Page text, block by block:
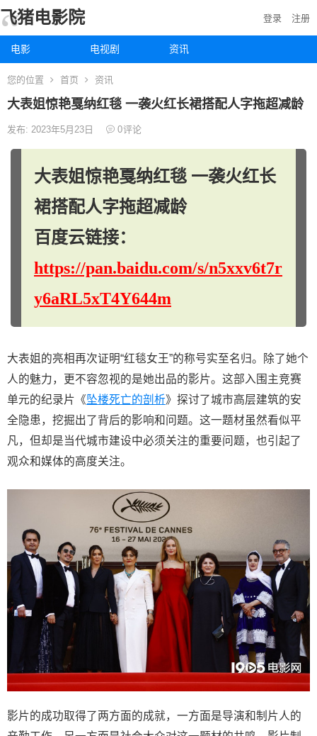
飞猪电影院
电影 电视剧 资讯
登录 注册
您的位置 首页 资讯
大表姐惊艳戛纳红毯 一袭火红长裙搭配人字拖超减龄
发布: 2023年5月23日 0评论
大表姐惊艳戛纳红毯 一袭火红长
裙搭配人字拖超减龄
百度云链接：
https://pan.baidu.com/s/n5xxv6t7r
y6aRL5xT4Y644m
大表姐的亮相再次证明“红毯女王”的称号实至名归。除了她个
人的魅力，更不容忽视的是她出品的影片。这部入围主竞赛
单元的纪录片《坠楼死亡的剖析》探讨了城市高层建筑的安
全隐患，挖掘出了背后的影响和问题。这一题材虽然看似平
凡，但却是当代城市建设中必须关注的重要问题，也引起了
观众和媒体的高度关注。
影片的成功取得了两方面的成就，一方面是导演和制片人的